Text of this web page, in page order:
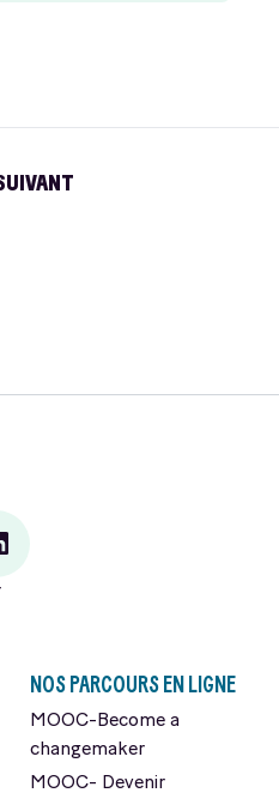
Pagination
NOS PARCOURS EN LIGNE
MOOC-Become a
changemaker
MOOC- Devenir